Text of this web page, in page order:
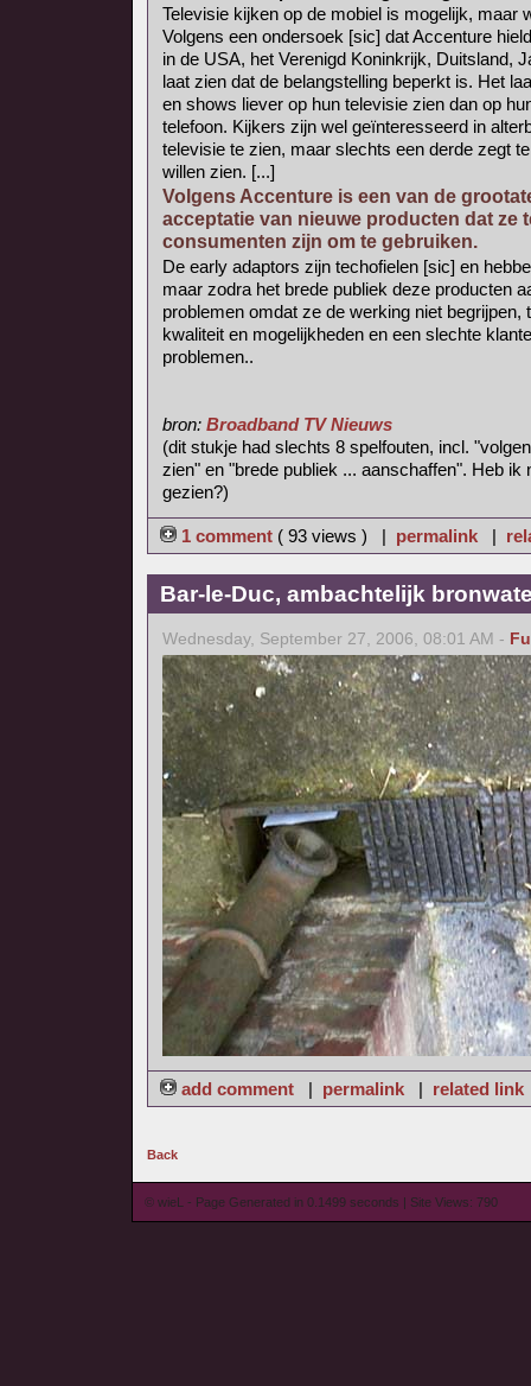
Televisie kijken op de mobiel is mogelijk, maar
Volgens een ondersoek [sic] dat Accenture
in de USA, het Verenigd Koninkrijk, Duitsland,
laat zien dat de belangstelling beperkt is. Het
en shows liever op hun televisie zien dan op
telefoon. Kijkers zijn wel geïnteresseerd in
televisie te zien, maar slechts een derde zegt
willen zien. [...]
Volgens Accenture is een van de
acceptatie van nieuwe producten dat ze
consumenten zijn om te gebruiken.
De early adaptors zijn techofielen [sic] en
maar zodra het brede publiek deze producten
problemen omdat ze de werking niet begrijpen,
kwaliteit en mogelijkheden en een slechte
problemen..
bron: Broadband TV Nieuws
(dit stukje had slechts 8 spelfouten, incl.
zien" en "brede publiek ... aanschaffen". Heb ik
gezien?)
1 comment ( 93 views ) | permalink|
Bar-le-Duc, ambachtelijk
Wednesday, September 27, 2006, 08:01 AM -
add comment | permalink| related link
Back
© wieL - Page Generated in 0.1499 seconds | Site Views: 790